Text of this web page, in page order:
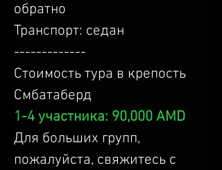
обратно
Транспорт: седан
-------------
Стоимость тура в крепость
Смбатаберд
1-4 участника: 90,000 AMD
Для больших групп,
пожалуйста, свяжитесь с